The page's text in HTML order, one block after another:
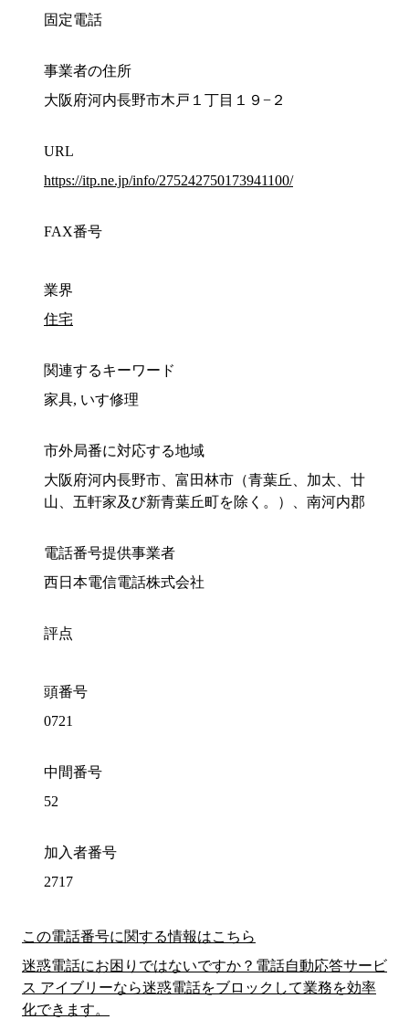
固定電話
事業者の住所
大阪府河内長野市木戸１丁目１９−２
URL
https://itp.ne.jp/info/275242750173941100/
FAX番号
業界
住宅
関連するキーワード
家具, いす修理
市外局番に対応する地域
大阪府河内長野市、富田林市（青葉丘、加太、廿
山、五軒家及び新青葉丘町を除く。）、南河内郡
電話番号提供事業者
西日本電信電話株式会社
評点
頭番号
0721
中間番号
52
加入者番号
2717
この電話番号に関する情報はこちら
迷惑電話にお困りではないですか？電話自動応答サービ
ス アイブリーなら迷惑電話をブロックして業務を効率
化できます。